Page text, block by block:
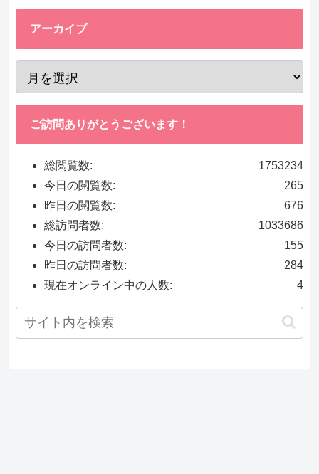
アーカイブ
ご訪問ありがとうございます！
1753234
総閲覧数:
265
今日の閲覧数:
676
昨日の閲覧数:
1033686
総訪問者数:
155
今日の訪問者数:
284
昨日の訪問者数:
4
現在オンライン中の人数: